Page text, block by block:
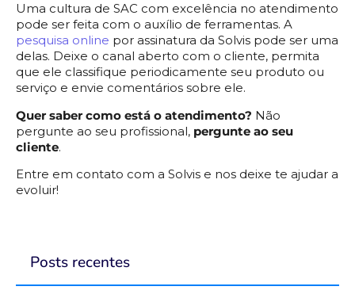
Uma cultura de SAC com excelência no atendimento
pode ser feita com o auxílio de ferramentas. A
pesquisa online por assinatura da Solvis pode ser uma
delas. Deixe o canal aberto com o cliente, permita
que ele classifique periodicamente seu produto ou
serviço e envie comentários sobre ele.
Quer saber como está o atendimento? Não
pergunte ao seu profissional, pergunte ao seu
cliente.
Entre em contato com a Solvis e nos deixe te ajudar a
evoluir!
Posts recentes